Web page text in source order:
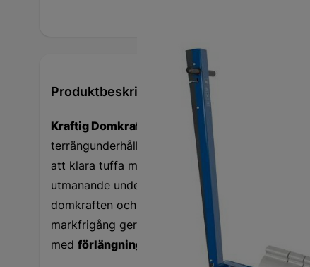
Produktbeskrivning
Kraftig Domkraft 100 Ton (970–1620 mm) AC
terrängunderhåll på tunga industrimaskiner.
att klara tuffa miljöer, och de stora
utmanande underlag. Den innovativa
domkraften och gör det möjligt att till och med
markfrigång ger god framkomlighet vid röjning
med förlängningar och låsringar (ej standard).